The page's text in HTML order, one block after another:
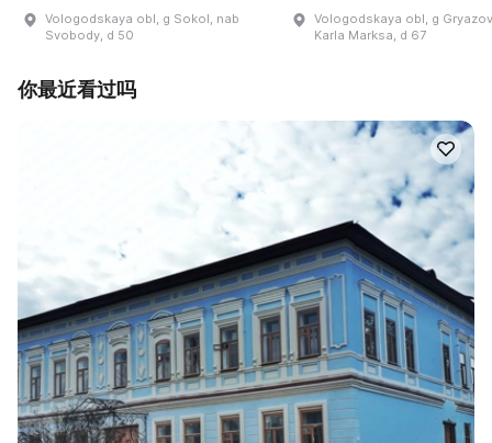
Vologodskaya obl, g Sokol, nab
Svobody, d 50
Vologodskaya obl, g
Karla Marksa, d 67
你最近看过吗